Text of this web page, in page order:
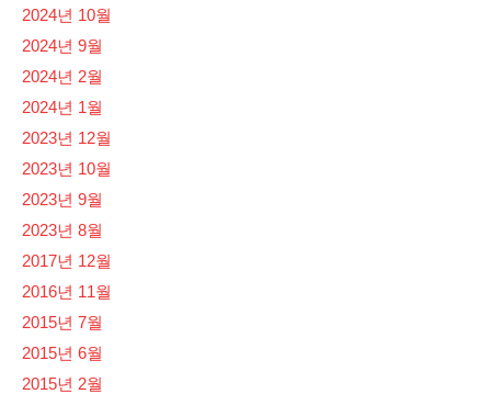
2024년 10월
2024년 9월
2024년 2월
2024년 1월
2023년 12월
2023년 10월
2023년 9월
2023년 8월
2017년 12월
2016년 11월
2015년 7월
2015년 6월
2015년 2월